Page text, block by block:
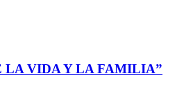
LA VIDA Y LA FAMILIA”